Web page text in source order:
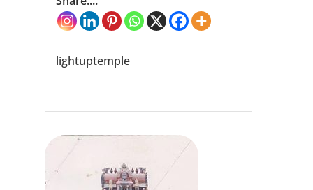
lightuptemple